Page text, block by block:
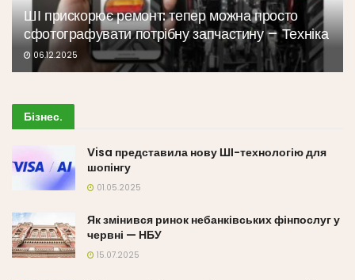
ШІ прискорює ремонт: тепер можна просто
сфотографувати потрібну запчастину – Техніка
06.12.2025
Бізнес.
Visa представила нову ШІ-технологію для
шопінгу
01.05.2025
Як змінився ринок небанківських фінпослуг у
червні — НБУ
15.07.2025